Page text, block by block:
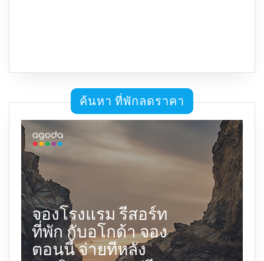
ค้นหา ที่พักลดราคา